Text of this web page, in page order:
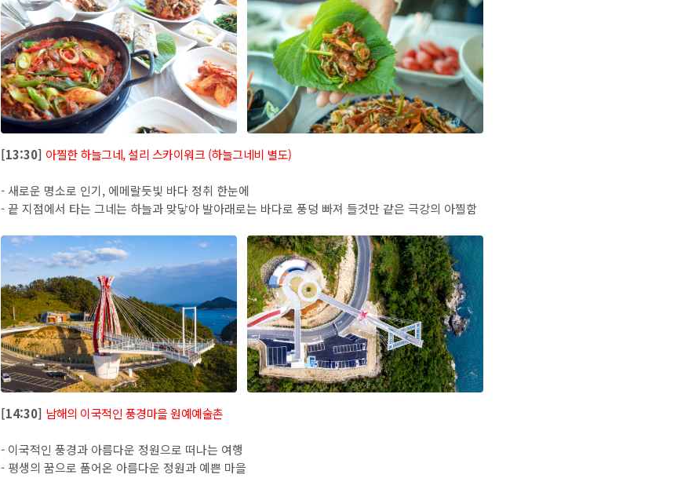
[13:30] 아찔한 하늘그네, 설리 스카이워크 (하늘그네비 별도)
- 새로운 명소로 인기, 에메랄듯빛 바다 정취 한눈에
- 끝 지점에서 타는 그네는 하늘과 맞닿아 발아래로는 바다로 풍덩 빠져 들것만 같은 극강의 아찔함
[14:30] 남해의 이국적인 풍경마을 원예예술촌
- 이국적인 풍경과 아름다운 정원으로 떠나는 여행
- 평생의 꿈으로 품어온 아름다운 정원과 예쁜 마을